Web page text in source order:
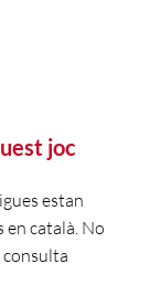
joc
estan
català. No